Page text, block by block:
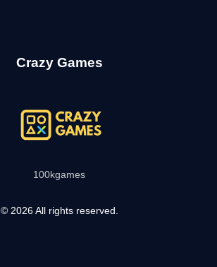
Crazy Games
100kgames
© 2026 All rights reserved.